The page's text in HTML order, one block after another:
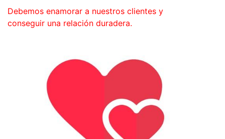
Debemos enamorar a nuestros clientes y
conseguir una relación duradera.